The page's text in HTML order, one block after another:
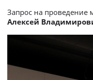
Запрос на проведение
Алексей